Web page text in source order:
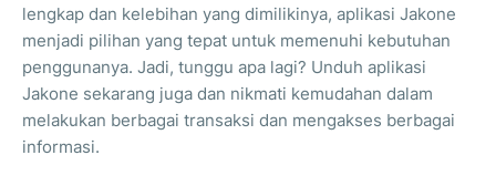
lengkap dan kelebihan yang dimilikinya, aplikasi Jakone
menjadi pilihan yang tepat untuk memenuhi kebutuhan
penggunanya. Jadi, tunggu apa lagi? Unduh aplikasi
Jakone sekarang juga dan nikmati kemudahan dalam
melakukan berbagai transaksi dan mengakses berbagai
informasi.